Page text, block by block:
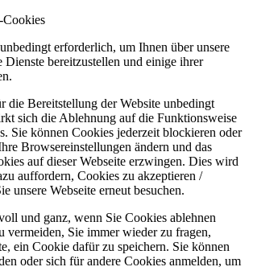
Cookies
erforderlich, um Ihnen über unsere
Dienste bereitzustellen und einige ihrer
die Bereitstellung der Website unbedingt
sich die Ablehnung auf die Funktionsweise
Sie können Cookies jederzeit blockieren oder
Browsereinstellungen ändern und das
auf dieser Webseite erzwingen. Dies wird
auffordern, Cookies zu akzeptieren /
unsere Webseite erneut besuchen.
und ganz, wenn Sie Cookies ablehnen
vermeiden, Sie immer wieder zu fragen,
ein Cookie dafür zu speichern. Sie können
oder sich für andere Cookies anmelden, um